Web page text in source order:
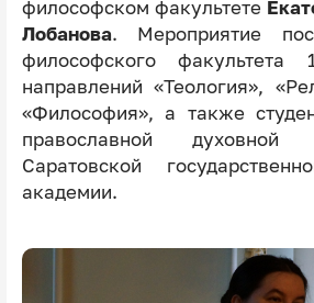
философском факультете
Лобанова. Мероприятие
философского
направлений «Теология»,
«Философия», а также
православной
Саратовской
академии.